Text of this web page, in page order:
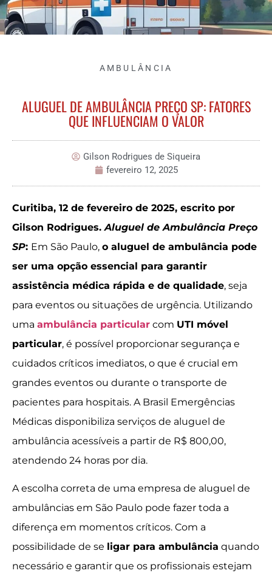
AMBULÂNCIA
ALUGUEL DE AMBULÂNCIA PREÇO SP: FATORES
QUE INFLUENCIAM O VALOR
Gilson Rodrigues de Siqueira
fevereiro 12, 2025
Curitiba, 12 de fevereiro de 2025, escrito por
Gilson Rodrigues.Aluguel de Ambulância Preço
SP: Em São Paulo, o aluguel de ambulância pode
ser uma opção essencial para garantir
assistência médica rápida e de qualidade, seja
para eventos ou situações de urgência. Utilizando
uma ambulância particular com UTI móvel
particular, é possível proporcionar segurança e
cuidados críticos imediatos, o que é crucial em
grandes eventos ou durante o transporte de
pacientes para hospitais. A Brasil Emergências
Médicas disponibiliza serviços de aluguel de
ambulância acessíveis a partir de R$ 800,00,
atendendo 24 horas por dia.
A escolha correta de uma empresa de aluguel de
ambulâncias em São Paulo pode fazer toda a
diferença em momentos críticos. Com a
possibilidade de se ligar para ambulância quando
necessário e garantir que os profissionais estejam